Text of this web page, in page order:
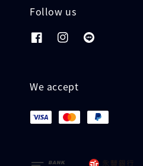
Follow us
We accept